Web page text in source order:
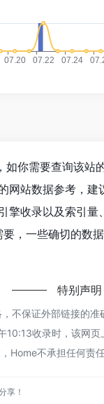
你需要查询该站
网站数据参考，
收录以及索引
，一些确切的数
特别声明
不保证外部链接的
收录时，该网
Home不承担任何责任
享！